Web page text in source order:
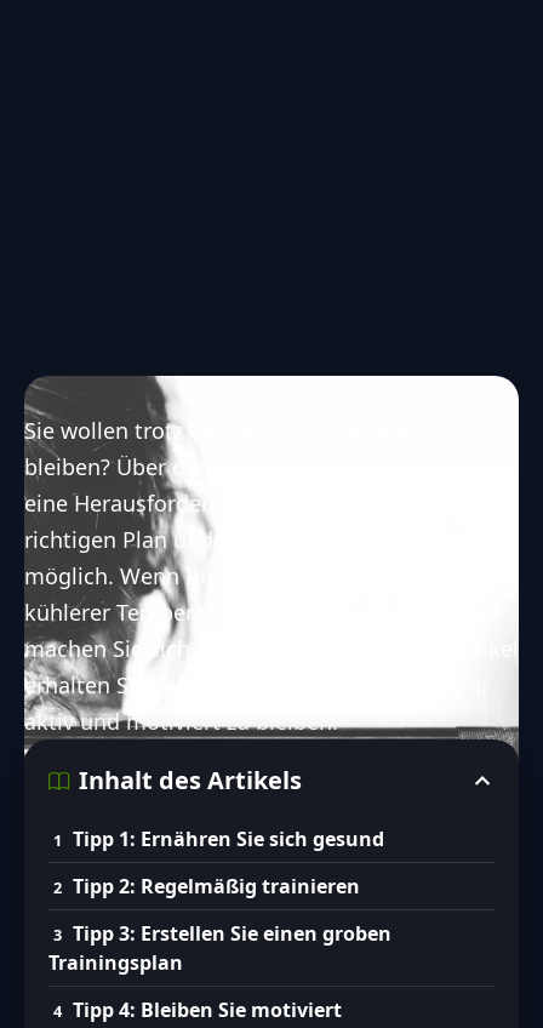
Sie wollen trotz der kalten Wintertage fit
bleiben? Über den Winter fit zu bleiben kann
eine Herausforderung sein, aber mit dem
richtigen Plan und Entschlossenheit ist es
möglich. Wenn Ihre Motivation aufgrund
kühlerer Temperaturen nachgelassen hat,
machen Sie sich keine Sorgen! In diesem Artikel
erhalten Sie wichtige Tipps, die Ihnen helfen,
aktiv und motiviert zu bleiben.
Inhalt des Artikels
Tipp 1: Ernähren Sie sich gesund
Tipp 2: Regelmäßig trainieren
Tipp 3: Erstellen Sie einen groben
Trainingsplan
Tipp 4: Bleiben Sie motiviert